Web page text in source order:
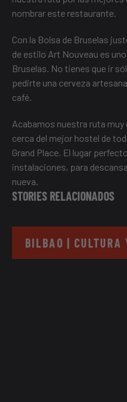
nombrar este restaurante.
Con la Bolsa de Bruselas
de estilo Art Nouveau es
Bruselas. No tienes que ir
pedirte una cerveza
café.
Acabamos nuestra ruta
cerca del mejor hostel de
Grand Place. El lugar
instalaciones, para
nueva.
STORIES RELACIONADOS
BILBAO | CULTURA